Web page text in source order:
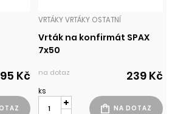
95 Kč
VRTÁKY VRTÁKY OSTATNÍ
Vrták na konfirmát SPAX
7x50
na dotaz 239 Kč
ks